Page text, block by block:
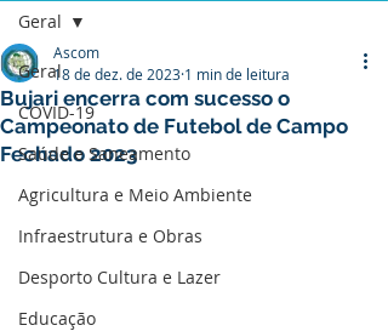
Geral
COVID-19
Saúde e Saneamento
Agricultura e Meio Ambiente
Infraestrutura e Obras
Desporto Cultura e Lazer
Educação
Geral
Bujari encerra com sucesso o
Campeonato de Futebol de Campo
Fechado 2023
Ascom
18 de dez. de 2023 1 min de leitura